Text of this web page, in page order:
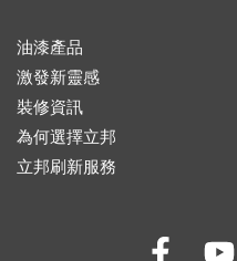
油漆產品
激發新靈感
裝修資訊
為何選擇立邦
立邦刷新服務